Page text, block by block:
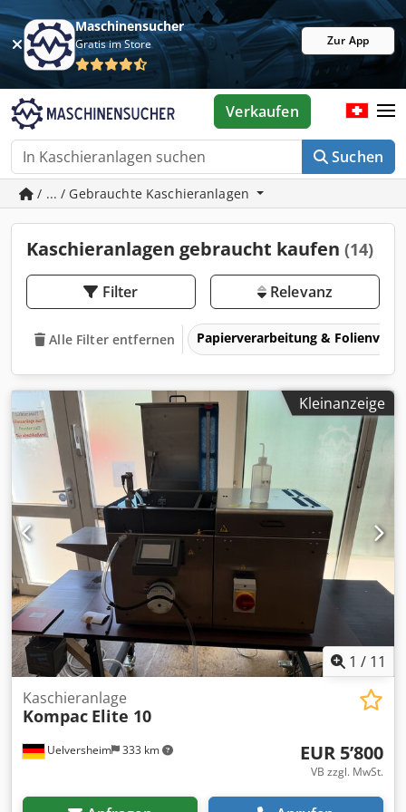
Maschinensucher
Gratis im Store Zur App
Suchen
Verkaufen
/ ... / Gebrauchte Kaschieranlagen
Kaschieranlagen gebraucht kaufen (14)
Filter Relevanz
Alle Filter entfernen Papierverarbeitung &
Kleinanzeige
1 / 11
Uelversheim 333 km
Kaschieranlage
Kompac Elite 10
EUR 5’800
VB zzgl. MwSt.